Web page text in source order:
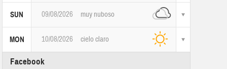
SUN 09/08/2026 muy nuboso
MON 10/08/2026 cielo claro
Facebook